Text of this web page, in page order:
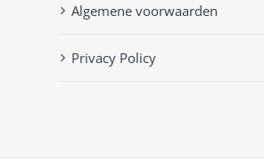
Algemene voorwaarden
Privacy Policy